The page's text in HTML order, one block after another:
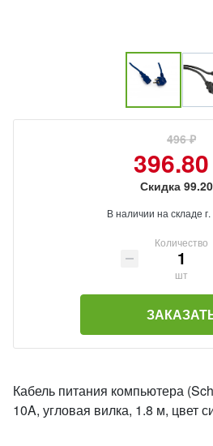
496 ₽
Скидка
В наличии на складе
Количество
шт
Кабель питания компьютера
10A, угловая вилка, 1.8 м, цвет